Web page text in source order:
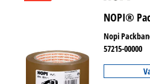
NOPI®
Nopi
57215-00000